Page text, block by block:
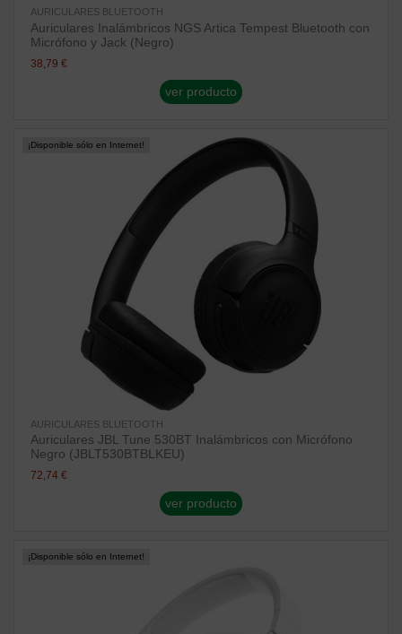
AURICULARES BLUETOOTH
Auriculares Inalámbricos NGS Artica Tempest Bluetooth con
Micrófono y Jack (Negro)
38,79 €
ver producto
¡Disponible sólo en Internet!
AURICULARES BLUETOOTH
Auriculares JBL Tune 530BT Inalámbricos con Micrófono
Negro (JBLT530BTBLKEU)
72,74 €
ver producto
¡Disponible sólo en Internet!